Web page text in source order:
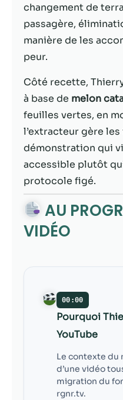
changement de
passagère,
manière de les
peur.
Côté recette,
à base de melon
feuilles vertes, en
l’extracteur gère
démonstration qui
accessible plutôt
protocole figé.
AU
VIDÉO
00:00
Pourquoi
YouTube
Le contexte du
d’une vidéo
migration du
rgnr.tv.